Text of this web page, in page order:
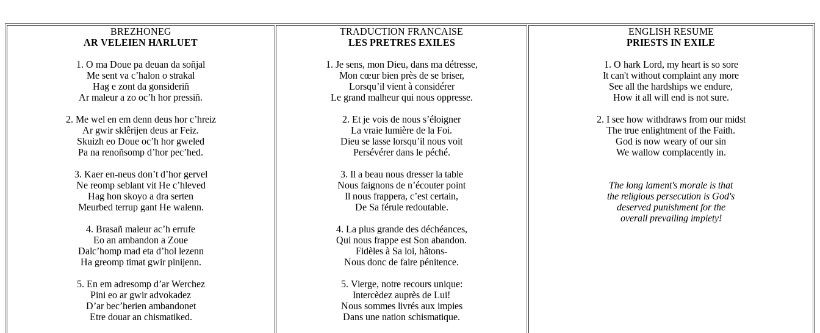
BREZHONEG
AR VELEIEN HARLUET
1. O ma Doue pa deuan da soñjal
Me sent va c’halon o strakal
Hag e zont da gonsideriñ
Ar maleur a zo oc’h hor pressiñ.
2. Me wel en em denn deus hor c’hreiz
Ar gwir sklêrijen deus ar Feiz.
Skuizh eo Doue oc’h hor gweled
Pa na renoñsomp d’hor pec’hed.
3. Kaer en-neus don’t d’hor gervel
Ne reomp seblant vit He c’hleved
Hag hon skoyo a dra serten
Meurbed terrup gant He walenn.
4. Brasañ maleur ac’h errufe
Eo an ambandon a Zoue
Dalc’homp mad eta d’hol lezenn
Ha greomp timat gwir pinijenn.
5. En em adresomp d’ar Werchez
Pini eo ar gwir advokadez
D’ar bec’herien ambandonet
Etre douar an chismatiked.
TRADUCTION FRANCAISE
LES PRETRES EXILES
1. Je sens, mon Dieu, dans ma détresse,
Mon cœur bien près de se briser,
Lorsqu’il vient à considérer
Le grand malheur qui nous oppresse.
2. Et je vois de nous s’éloigner
La vraie lumière de la Foi.
Dieu se lasse lorsqu’il nous voit
Persévérer dans le péché.
3. Il a beau nous dresser la table
Nous faignons de n’écouter point
Il nous frappera, c’est certain,
De Sa férule redoutable.
4. La plus grande des déchéances,
Qui nous frappe est Son abandon.
Fidèles à Sa loi, hâtons-
Nous donc de faire pénitence.
5. Vierge, notre recours unique:
Intercèdez auprès de Lui!
Nous sommes livrés aux impies
Dans une nation schismatique.
ENGLISH RESUME
PRIESTS IN EXILE
1. O hark Lord, my heart is so sore
It can't without complaint any more
See all the hardships we endure,
How it all will end is not sure.
2. I see how withdraws from our midst
The true enlightment of the Faith.
God is now weary of our sin
We wallow complacently in.
The long lament's morale is that
the religious persecution is God's
deserved punishment for the
overall prevailing impiety!